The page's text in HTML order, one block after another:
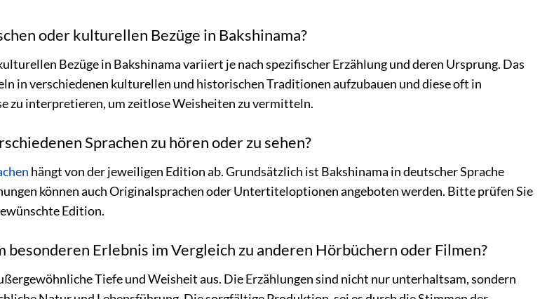
oder kulturellen Bezüge in Bakshinama?
Bezüge in Bakshinama variiert je nach spezifischer Erzählung und deren Ursprung. Das
in verschiedenen kulturellen und historischen Traditionen aufzubauen und diese oft in
zu interpretieren, um zeitlose Weisheiten zu vermitteln.
Sprachen zu hören oder zu sehen?
hängt von der jeweiligen Edition ab. Grundsätzlich ist Bakshinama in deutscher Sprache
können auch Originalsprachen oder Untertiteloptionen angeboten werden. Bitte prüfen Sie
Edition.
besonderen Erlebnis im Vergleich zu anderen Hörbüchern oder Filmen?
Tiefe und Weisheit aus. Die Erzählungen sind nicht nur unterhaltsam, sondern